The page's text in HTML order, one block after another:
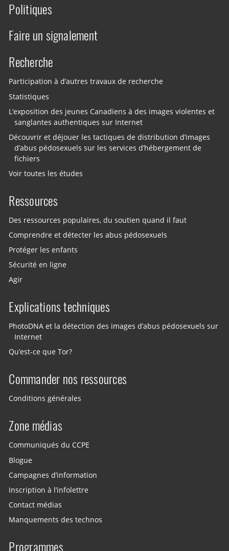
Politiques
Faire un signalement
Recherche
Participation à d’autres travaux de recherche
Statistiques
L’exposition des jeunes Canadiens à des images violentes et
sanglantes authentiques sur Internet
Découvrir et déjouer les tactiques de distribution d’images
d’abus pédosexuels sur les services d’hébergement de
fichiers
Voir toutes les études
Ressources
Des ressources populaires, du soutien quand il faut
Comprendre et détecter les abus pédosexuels
Protéger les enfants
Sécurité en ligne
Agir
Explications techniques
PhotoDNA et la détection des images d’abus pédosexuels sur
Internet
Qu’est-ce que Tor?
Commander nos ressources
Conditions générales
Zone médias
Communiqués du CCPE
Blogue
Campagnes d’information
Inscription à l’infolettre
Contact médias
Manquements des technos
Programmes